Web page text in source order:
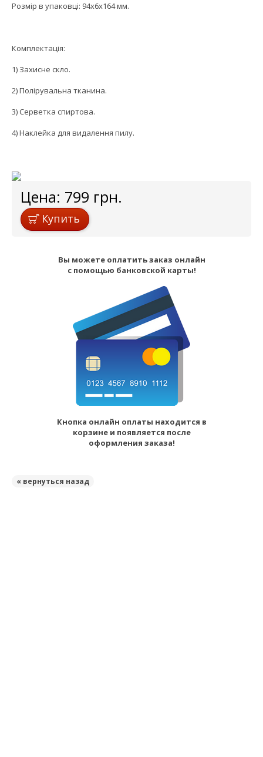
Розмір в упаковці: 94x6x164 мм.
Комплектація:
1) Захисне скло.
2) Полірувальна тканина.
3) Серветка спиртова.
4) Наклейка для видалення пилу.
Цена: 799 грн.
Купить
Вы можете оплатить заказ онлайн
с помощью банковской карты!
Кнопка онлайн оплаты находится в
корзине и появляется после
оформления заказа!
« вернуться назад